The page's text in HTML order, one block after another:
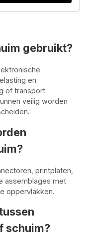
gebruikt?
en
of transport.
veilig worden
printplaten,
assemblages met
oppervlakken.
schuim?